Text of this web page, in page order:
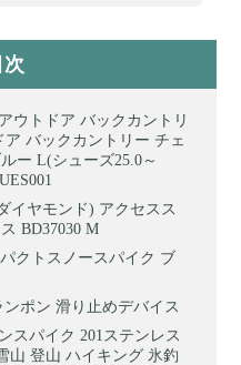
次
ウトドア バックカントリ
バックカントリー チェ
ー L(シューズ25.0～
イヤモンド) アクセスス
BD37030 M
クトスノースパイク ブ
ポン 滑り止めデバイス
スパイク 201ステンレス
山 登山 ハイキング 氷釣